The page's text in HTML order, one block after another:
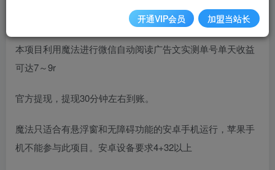
本项目利用魔法进行微信自动阅读广告文实测单号单天收益
可达7～9r
官方提现，提现30分钟左右到账。
魔法只适合有悬浮窗和无障碍功能的安卓手机运行，苹果手
机不能参与此项目。安卓设备要求4+32以上
开通VIP会员 加盟当站长